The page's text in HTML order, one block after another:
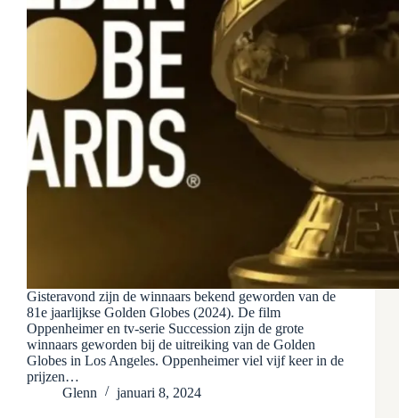
Gisteravond zijn de winnaars bekend geworden van de
81e jaarlijkse Golden Globes (2024). De film
Oppenheimer en tv-serie Succession zijn de grote
winnaars geworden bij de uitreiking van de Golden
Globes in Los Angeles. Oppenheimer viel vijf keer in de
prijzen…
Glenn
januari 8, 2024